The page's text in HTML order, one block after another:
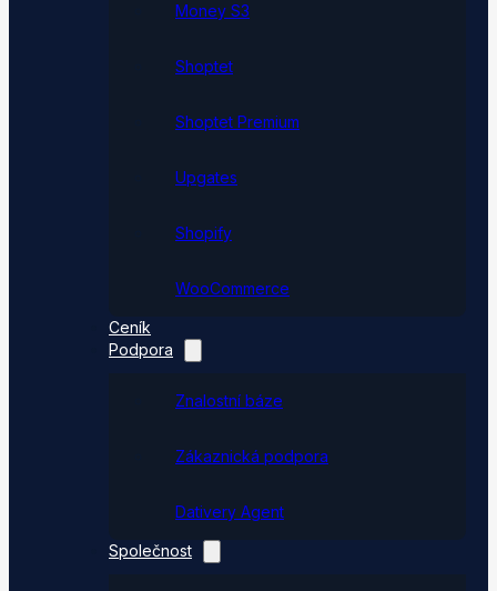
Money S3
Shoptet
Shoptet Premium
Upgates
Shopify
WooCommerce
Ceník
Podpora
Znalostní báze
Zákaznická podpora
Dativery Agent
Společnost